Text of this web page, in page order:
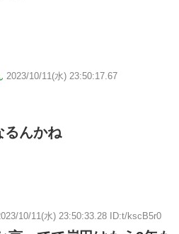
2023/10/11(水) 23:50:17.67
るんかね
10/11(水) 23:50:33.28 ID:t/kscB5r0